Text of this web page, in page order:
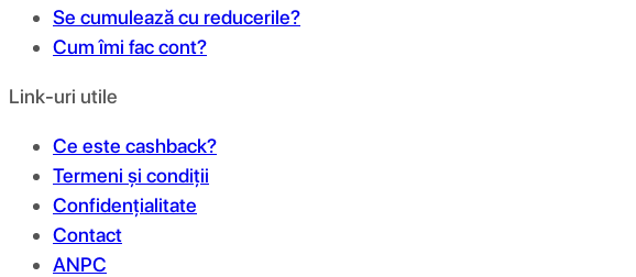
Se cumulează cu reducerile?
Cum îmi fac cont?
Link-uri utile
Ce este cashback?
Termeni și condiții
Confidențialitate
Contact
ANPC